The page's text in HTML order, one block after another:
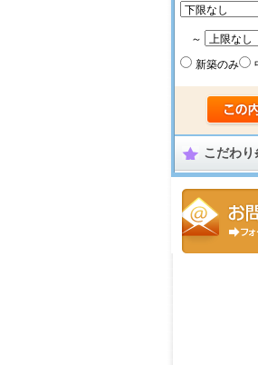
～
新築のみ
こだわり